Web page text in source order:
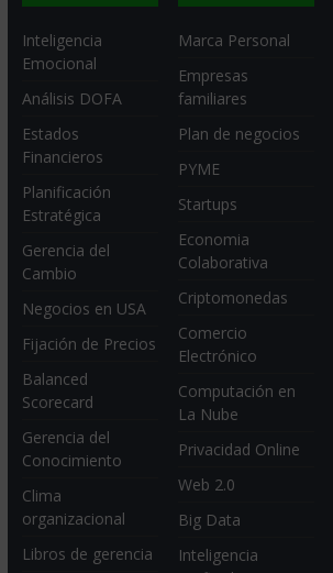
Inteligencia
Emocional
Análisis DOFA
Estados
Financieros
Planificación
Estratégica
Gerencia del
Cambio
Negocios en USA
Fijación de Precios
Balanced
Scorecard
Gerencia del
Conocimiento
Clima
organizacional
Libros de gerencia
Marca Personal
Empresas
familiares
Plan de negocios
PYME
Startups
Economia
Colaborativa
Criptomonedas
Comercio
Electrónico
Computación en
La Nube
Privacidad Online
Web 2.0
Big Data
Inteligencia